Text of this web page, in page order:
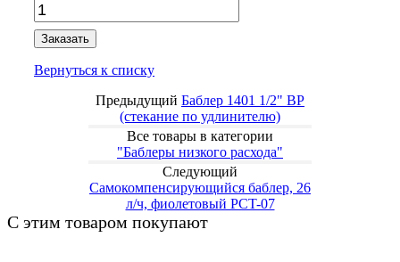
Заказать
Вернуться к списку
Предыдущий Баблер 1401 1/2" BP
(стекание по удлинителю)
Все товары в категории
"Баблеры низкого расхода"
Следующий
Самокомпенсирующийся баблер, 26
л/ч, фиолетовый PCT-07
С этим товаром покупают